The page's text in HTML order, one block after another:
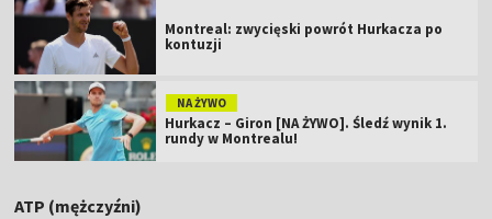
Montreal: zwycięski powrót Hurkacza po
kontuzji
NA ŻYWO
Hurkacz – Giron [NA ŻYWO]. Śledź wynik 1.
rundy w Montrealu!
ATP (mężczyźni)